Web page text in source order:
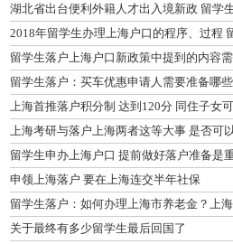
湖北省出台便利外籍人才出入境新政 留学
2018年留学生办理上海户口的程序、过程
留学生落户上海户口新政策中提到的内容
留学生落户：买车优惠申请人需要准备哪
上海首推落户积分制 达到120分 同住子女
上海考研与落户上海两者这等大事 是否可
留学生申办上海户口 提前做好落户准备是
申领上海落户 要在上海连交半年社保
留学生落户：如何办理上海市养老金？上
关于最终有多少留学生最后回国了